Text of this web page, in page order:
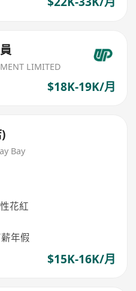
LIMITED
$18K-19K/月
Bay
花紅
年假
$15K-16K/月